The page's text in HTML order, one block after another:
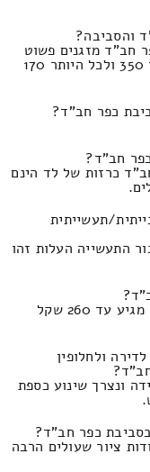
והסביבה?
חב"ד מזגנים פשוט
לא בתמזוגת של עבודת מתקין העלות הינו 350 ולכל היותר 170
כפר חב"ד?
חב"ד?
כרזות של לד הינם
תעשייתית
התעשייה העלות זהו
הובלת מיכל נוי לדגים המחיר זה 540 וזה מגיע עד 260 שקל
ולחלופין
ונצרך שינוע כספת
כפר חב"ד?
ציור שעולים הרבה